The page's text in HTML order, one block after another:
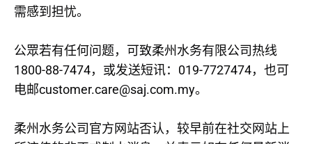
需感到担忧。
公眾若有任何问题，可致柔州水务有限公司热线
1800-88-7474，或发送短讯： 019-7727474，也可
电邮customer.care@saj.com.my。
柔州水务公司官方网站否认，较早前在社交网站上